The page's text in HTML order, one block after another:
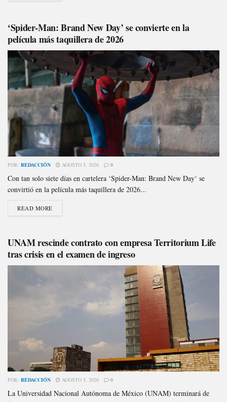
‘Spider-Man: Brand New Day’ se convierte en la
película más taquillera de 2026
POR: REDACCIÓN AGOSTO 5, 2026 0
Con tan solo siete días en cartelera ‘Spider-Man: Brand New Day‘ se
convirtió en la película más taquillera de 2026...
READ MORE
UNAM rescinde contrato con empresa Territorium Life
tras crisis en el examen de ingreso
POR: REDACCIÓN AGOSTO 5, 2026 0
La Universidad Nacional Autónoma de México (UNAM) terminará de